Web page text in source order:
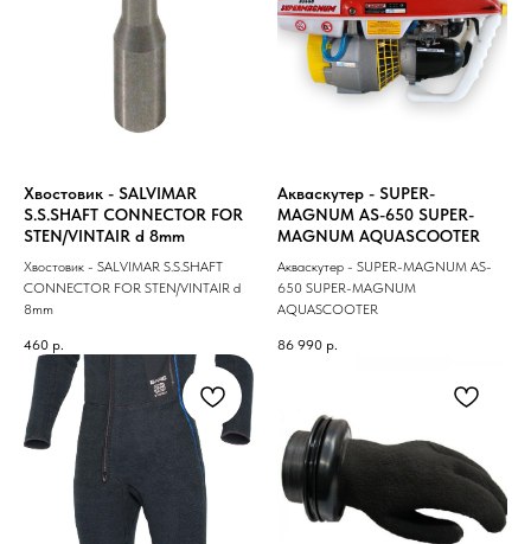
Хвостовик - SALVIMAR
S.S.SHAFT CONNECTOR FOR
STEN/VINTAIR d 8mm
Хвостовик - SALVIMAR S.S.SHAFT
CONNECTOR FOR STEN/VINTAIR d
8mm
460 р.
Акваскутер - SUPER-
MAGNUM AS-650 SUPER-
MAGNUM AQUASCOOTER
Акваскутер - SUPER-MAGNUM AS-
650 SUPER-MAGNUM
AQUASCOOTER
86 990 р.